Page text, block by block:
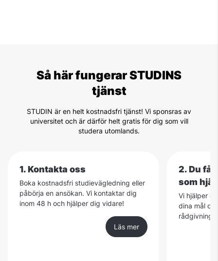
Så här fungerar STUDINS
tjänst
STUDIN är en helt kostnadsfri tjänst! Vi sponsras av
universitet och är därför helt gratis för dig som vill
studera utomlands.
1. Kontakta oss
Boka kostnadsfri studievägledning eller
påbörja en ansökan. Vi kontaktar dig
inom 48 h och hjälper dig vidare!
Läs mer
2. Du
som
Vi hjälper
dina mål
rådgivning